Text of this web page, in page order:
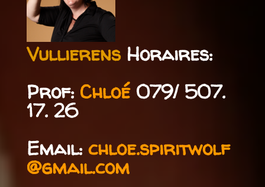
Vullierens Horaires:
Prof: Chloé 079/ 507.
17. 26
Email: chloe.spiritwolf
@gmail.com